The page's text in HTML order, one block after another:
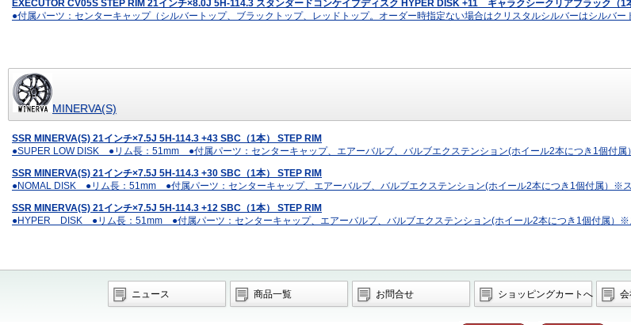
EXECUTOR CV05S STEP RIM 21インチ×8.0J 5H-114.3 スタンダードコンケイプディスク HYPER DISK +11 ギャラクシークリアブラック（1
●付属パーツ：センターキャップ（シルバートップ、ブラックトップ、レッドトップ。オーダー時指定ない場合はクリスタルシルバーはシル
MINERVA(S)
SSR MINERVA(S) 21インチ×7.5J 5H-114.3 +43 SBC（1本） STEP RIM
●SUPER LOW DISK ●リム長：51mm ●付属パーツ：センターキャップ、エアーバルブ、バルブエクステンション(ホイール2本につき1個付
SSR MINERVA(S) 21インチ×7.5J 5H-114.3 +30 SBC（1本） STEP RIM
●NOMAL DISK ●リム長：51mm ●付属パーツ：センターキャップ、エアーバルブ、バルブエクステンション(ホイール2本につき1個付属）※
SSR MINERVA(S) 21インチ×7.5J 5H-114.3 +12 SBC（1本） STEP RIM
●HYPER DISK ●リム長：51mm ●付属パーツ：センターキャップ、エアーバルブ、バルブエクステンション(ホイール2本につき1個付属）※
ニュース 商品一覧 お問合せ ショッピングカートへ 会